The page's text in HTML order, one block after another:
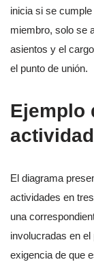
inicia si se
miembro, solo se
asientos y el
el punto de unión.
Ejemplo
El diagrama
actividades en
una
involucradas en
exigencia de que